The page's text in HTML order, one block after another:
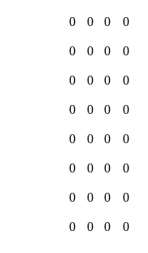
0 0 0 0
0 0 0 0
0 0 0 0
0 0 0 0
0 0 0 0
0 0 0 0
0 0 0 0
0 0 0
0